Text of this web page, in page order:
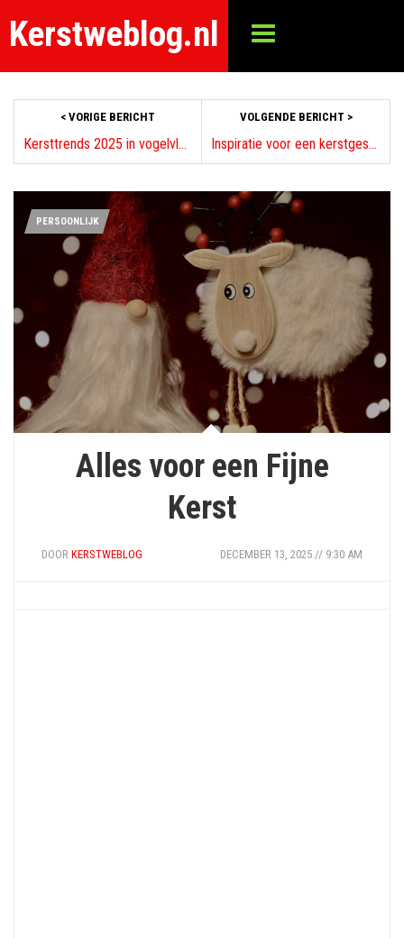
Kerstweblog.nl
< VORIGE BERICHT
Kersttrends 2025 in vogelvlucht
VOLGENDE BERICHT >
Inspiratie voor een kerstgeschenk dat raakt
PERSOONLIJK
Alles voor een Fijne
Kerst
DOOR KERSTWEBLOG DECEMBER 13, 2025 // 9:30 AM